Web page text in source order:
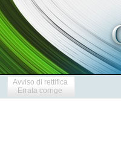
Avviso di rettifica
Errata corrige